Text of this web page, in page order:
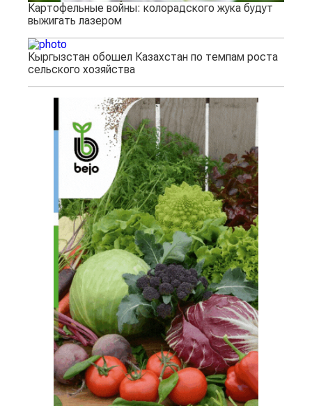
Картофельные войны: колорадского жука будут
выжигать лазером
Кыргызстан обошел Казахстан по темпам роста
сельского хозяйства